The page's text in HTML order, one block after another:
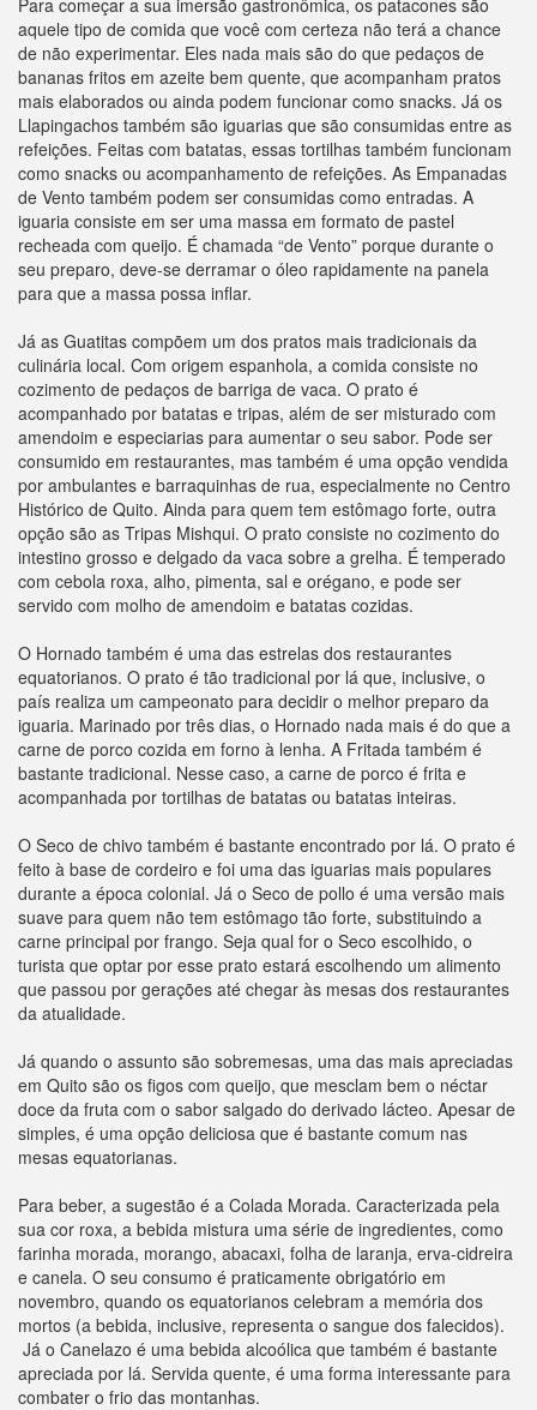
Para começar a sua imersão gastronômica, os patacones são
aquele tipo de comida que você com certeza não terá a chance
de não experimentar. Eles nada mais são do que pedaços de
bananas fritos em azeite bem quente, que acompanham pratos
mais elaborados ou ainda podem funcionar como snacks. Já os
Llapingachos também são iguarias que são consumidas entre as
refeições. Feitas com batatas, essas tortilhas também funcionam
como snacks ou acompanhamento de refeições. As Empanadas
de Vento também podem ser consumidas como entradas. A
iguaria consiste em ser uma massa em formato de pastel
recheada com queijo. É chamada “de Vento” porque durante o
seu preparo, deve-se derramar o óleo rapidamente na panela
para que a massa possa inflar.
Já as Guatitas compõem um dos pratos mais tradicionais da
culinária local. Com origem espanhola, a comida consiste no
cozimento de pedaços de barriga de vaca. O prato é
acompanhado por batatas e tripas, além de ser misturado com
amendoim e especiarias para aumentar o seu sabor. Pode ser
consumido em restaurantes, mas também é uma opção vendida
por ambulantes e barraquinhas de rua, especialmente no Centro
Histórico de Quito. Ainda para quem tem estômago forte, outra
opção são as Tripas Mishqui. O prato consiste no cozimento do
intestino grosso e delgado da vaca sobre a grelha. É temperado
com cebola roxa, alho, pimenta, sal e orégano, e pode ser
servido com molho de amendoim e batatas cozidas.
O Hornado também é uma das estrelas dos restaurantes
equatorianos. O prato é tão tradicional por lá que, inclusive, o
país realiza um campeonato para decidir o melhor preparo da
iguaria. Marinado por três dias, o Hornado nada mais é do que a
carne de porco cozida em forno à lenha. A Fritada também é
bastante tradicional. Nesse caso, a carne de porco é frita e
acompanhada por tortilhas de batatas ou batatas inteiras.
O Seco de chivo também é bastante encontrado por lá. O prato é
feito à base de cordeiro e foi uma das iguarias mais populares
durante a época colonial. Já o Seco de pollo é uma versão mais
suave para quem não tem estômago tão forte, substituindo a
carne principal por frango. Seja qual for o Seco escolhido, o
turista que optar por esse prato estará escolhendo um alimento
que passou por gerações até chegar às mesas dos restaurantes
da atualidade.
Já quando o assunto são sobremesas, uma das mais apreciadas
em Quito são os figos com queijo, que mesclam bem o néctar
doce da fruta com o sabor salgado do derivado lácteo. Apesar de
simples, é uma opção deliciosa que é bastante comum nas
mesas equatorianas.
Para beber, a sugestão é a Colada Morada. Caracterizada pela
sua cor roxa, a bebida mistura uma série de ingredientes, como
farinha morada, morango, abacaxi, folha de laranja, erva-cidreira
e canela. O seu consumo é praticamente obrigatório em
novembro, quando os equatorianos celebram a memória dos
mortos (a bebida, inclusive, representa o sangue dos falecidos).
Já o Canelazo é uma bebida alcoólica que também é bastante
apreciada por lá. Servida quente, é uma forma interessante para
combater o frio das montanhas.